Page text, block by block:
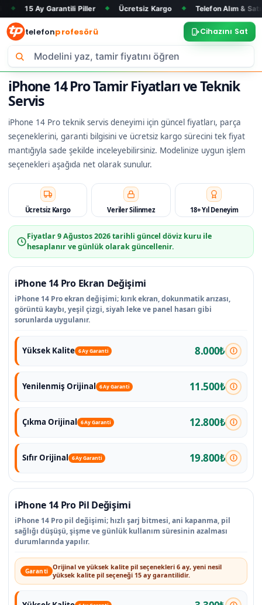
Garantili Piller ◆ Ücretsiz Kargo ◆ Telefon Alım & Satım ◆
telefonprofesörü Cihazını Sat
iPhone 14 Pro Tamir Fiyatları ve Teknik
Servis
iPhone 14 Pro teknik servis deneyimi için güncel fiyatları, parça
seçeneklerini, garanti bilgisini ve ücretsiz kargo sürecini tek fiyat
mantığıyla sade şekilde inceleyebilirsiniz. Modelinize uygun işlem
seçenekleri aşağıda net olarak sunulur.
Ücretsiz Kargo Veriler Silinmez 18+ Yıl Deneyim
Fiyatlar9 Ağustos 2026tarihli güncel döviz kuru ile
hesaplanır ve günlük olarak güncellenir.
iPhone 14 Pro Ekran Değişimi
iPhone 14 Pro ekran değişimi; kırık ekran, dokunmatik arızası,
görüntü kaybı, yeşil çizgi, siyah leke ve panel hasarı gibi
sorunlarda uygulanır.
Yüksek Kalite 6 Ay Garanti 8.000₺
Yenilenmiş Orijinal 6 Ay Garanti 11.500₺
Çıkma Orijinal 6 Ay Garanti 12.800₺
Sıfır Orijinal 6 Ay Garanti 19.800₺
iPhone 14 Pro Pil Değişimi
iPhone 14 Pro pil değişimi; hızlı şarj bitmesi, ani kapanma, pil
sağlığı düşüşü, şişme ve günlük kullanım süresinin azalması
durumlarında yapılır.
Garanti Orijinal ve yüksek kalite pil seçenekleri 6 ay, yeni nesil
yüksek kalite pil seçeneği 15 ay garantilidir.